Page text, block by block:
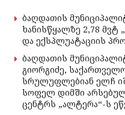
ბაღდათის
ხანისწყალზე 2,78 მვტ
და ექსპლუატაციის
ბაღდათის
გიორგიძე,
სრულუფლებიან ელჩ
სოფელ დიმში
ცენტრს „ალტერა“-ს